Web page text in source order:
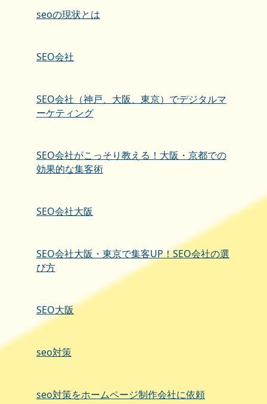
seoの現状とは
SEO会社
SEO会社（神戸、大阪、東京）でデジタルマ
ーケティング
SEO会社がこっそり教える！大阪・京都での
効果的な集客術
SEO会社大阪
SEO会社大阪・東京で集客UP！SEO会社の選
び方
SEO大阪
seo対策
seo対策をホームページ制作会社に依頼